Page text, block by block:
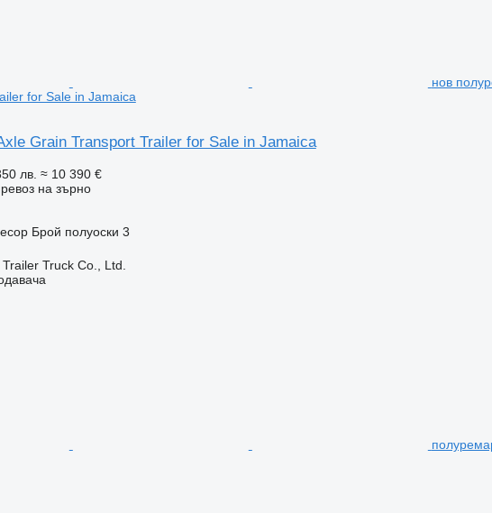
нов
for Sale in Jamaica
Grain Transport Trailer for Sale in Jamaica
лв. ≈ 10 390 €
на зърно
Брой полуоски 3
Truck Co., Ltd.